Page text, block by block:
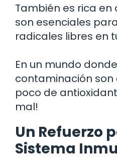
También es rica
son esenciales
radicales libres en
En un mundo
contaminación son
poco de
mal!
Un Refuerzo
Sistema